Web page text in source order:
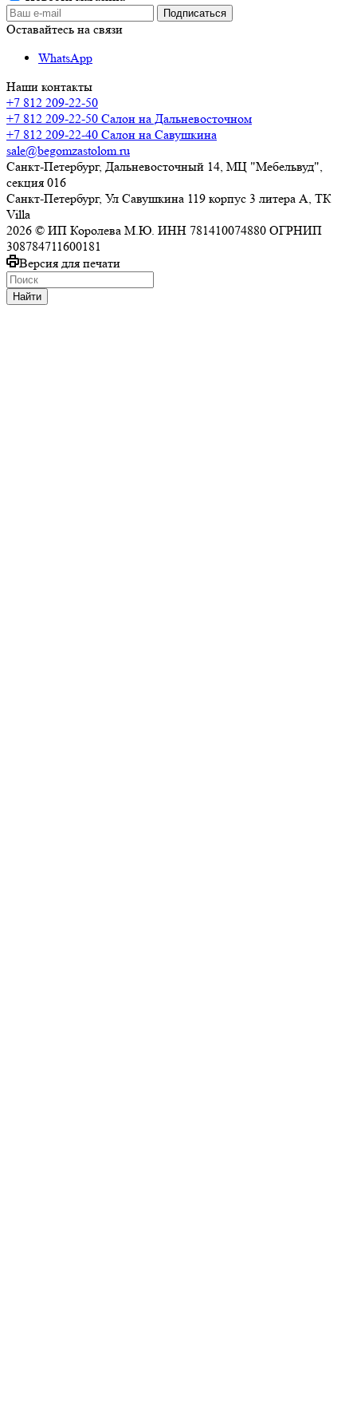
Оставайтесь на связи
WhatsApp
Наши контакты
+7 812 209-22-50
+7 812 209-22-50 Салон на Дальневосточном
+7 812 209-22-40 Салон на Савушкина
sale@begomzastolom.ru
Санкт-Петербург, Дальневосточный 14, МЦ "Мебельвуд",
секция 016
Санкт-Петербург, Ул Савушкина 119 корпус 3 литера А, ТК
Villa
2026 © ИП Королева М.Ю. ИНН 781410074880 ОГРНИП
308784711600181
Версия для печати
Найти